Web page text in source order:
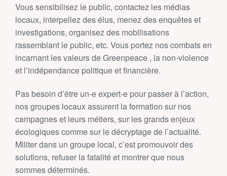
Vous sensibilisez le public, contactez les médias
locaux, interpellez des élus, menez des enquêtes et
investigations, organisez des mobilisations
rassemblant le public, etc. Vous portez nos combats en
incarnant les valeurs de Greenpeace , la non-violence
et l’indépendance politique et financière.
Pas besoin d’être un‑e expert‑e pour passer à l’action,
nos groupes locaux assurent la formation sur nos
campagnes et leurs métiers, sur les grands enjeux
écologiques comme sur le décryptage de l’actualité.
Militer dans un groupe local, c’est promouvoir des
solutions, refuser la fatalité et montrer que nous
sommes déterminés.